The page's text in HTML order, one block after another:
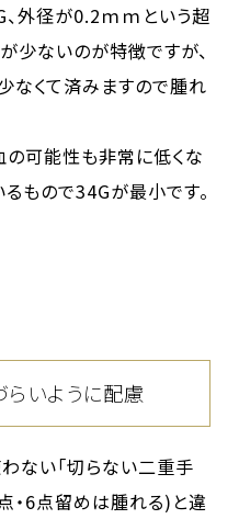
、外径が0.2ｍｍという超
少ないのが特徴ですが、
なくて済みますので腫れ
可能性も非常に低くな
るもので34Gが最小です。
いように配慮
ない「切らない二重手
・6点留めは腫れる)と違